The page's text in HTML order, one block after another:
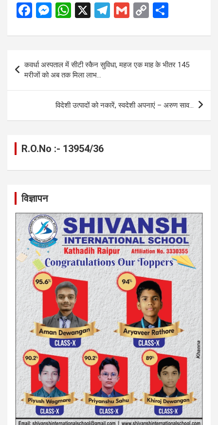
F
ce
b
o
o
M
se
g
er
W
at
s
A
p
p
X
T
e
a
m
G
ail
C
py
Li
n
k
ar
navigation
कवर्धा अस्पताल में सीटी स्कैन सुविधा, महज एक माह के भीतर 145
मरीजों को अब तक मिला लाभ…
विदेशी उत्पादों को नकारें, स्वदेशी अपनाएं – अरुण साव…
R.O.No :- 13954/36
विज्ञापन